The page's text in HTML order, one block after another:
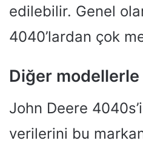
edilebilir. Genel
4040’lardan çok
Diğer modellerle
John Deere
verilerini bu